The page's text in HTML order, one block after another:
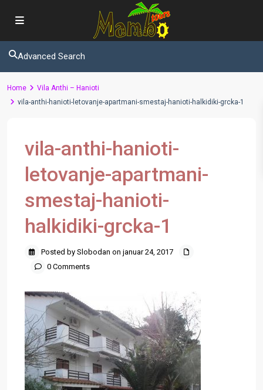
Advanced Search
Home
Vila Anthi – Hanioti
vila-anthi-hanioti-letovanje-apartmani-smestaj-hanioti-halkidiki-grcka-1
vila-anthi-hanioti-
letovanje-apartmani-
smestaj-hanioti-
halkidiki-grcka-1
Posted by Slobodan on januar 24, 2017
0 Comments